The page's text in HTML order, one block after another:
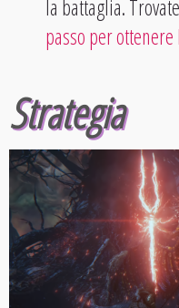
la battaglia.
passo per
Strategia